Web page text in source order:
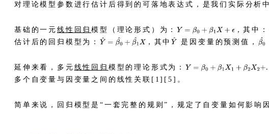
对理论模型参数进行估计后得到的可落地表达式，是我们实际分析
基础的一元 线性回归模型（理论形式）为： ，其中：
估计后的回归模型为：
，其中 是因变量的预测值，
延伸来看，多元 线性回归 模型的理论形式为：
多个自变量与因变量之间的线性关联[1][5]。
简单来说，回归模型是“一套完整的规则”，规定了自变量如何影响